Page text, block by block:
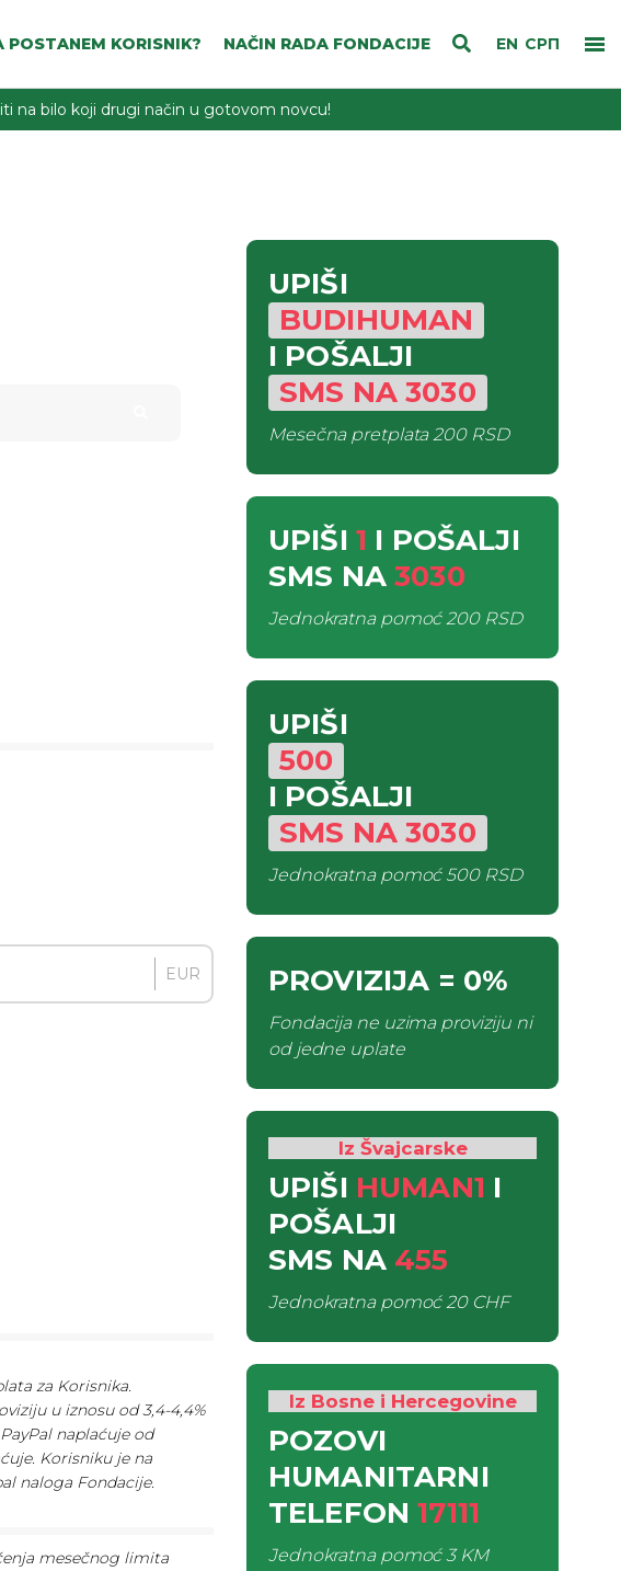
EN СРП
POSTANEM KORISNIK? NAČIN RADA FONDACIJE
na bilo koji drugi način u gotovom novcu!
EUR
za Korisnika.
u iznosu od 3,4-4,4%
naplaćuje od
Korisniku je na
naloga Fondacije.
mesečnog limita
UPIŠI
BUDIHUMAN
I POŠALJI
SMS NA3030
Mesečna pretplata200 RSD
UPIŠI 1 I POŠALJI
SMS NA 3030
Jednokratna pomoć200 RSD
UPIŠI
500
I POŠALJI
SMS NA3030
Jednokratna pomoć500 RSD
PROVIZIJA = 0%
Fondacija ne uzima proviziju ni
od jedne uplate
Iz Švajcarske
UPIŠI HUMAN1 I
POŠALJI
SMS NA 455
Jednokratna pomoć20 CHF
Iz Bosne i Hercegovine
POZOVI
HUMANITARNI
TELEFON 17111
Jednokratna pomoć3 KM